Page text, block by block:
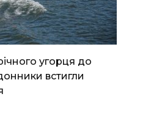
угорця до
встигли